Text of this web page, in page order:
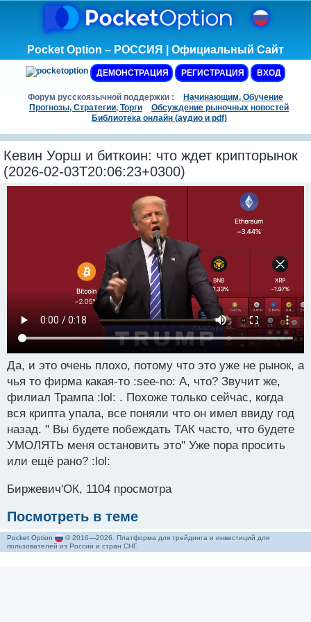
Pocket Option – РОССИЯ | Официальный Сайт
ДЕМОНСТРАЦИЯ РЕГИСТРАЦИЯ ВХОД
Форум русскоязычной поддержки :
Начинающим, Обучение
Прогнозы, Стратегии, Торги
Обсуждение рыночных новостей
Библиотека онлайн (аудио и pdf)
Кевин Уорш и биткоин: что ждет крипторынок
(2026-02-03T20:06:23+0300)
Да, и это очень плохо, потому что это уже не рынок, а
чья то фирма какая-то :see-no: А, что? Звучит же,
филиал Трампа :lol: . Похоже только сейчас, когда
вся крипта упала, все поняли что он имел ввиду год
назад. " Вы будете побеждать ТАК часто, что будете
УМОЛЯТЬ меня остановить это" Уже пора просить
или ещё рано? :lol:
Биржевич'ОК, 1104 просмотра
Посмотреть в теме
Pocket Option
© 2016—2026. Платформа для трейдинга и инвестиций для
пользователей из России и стран СНГ.